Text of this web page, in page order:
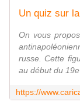
Un quiz sur
On vous
russe. Cette
au début du 19e